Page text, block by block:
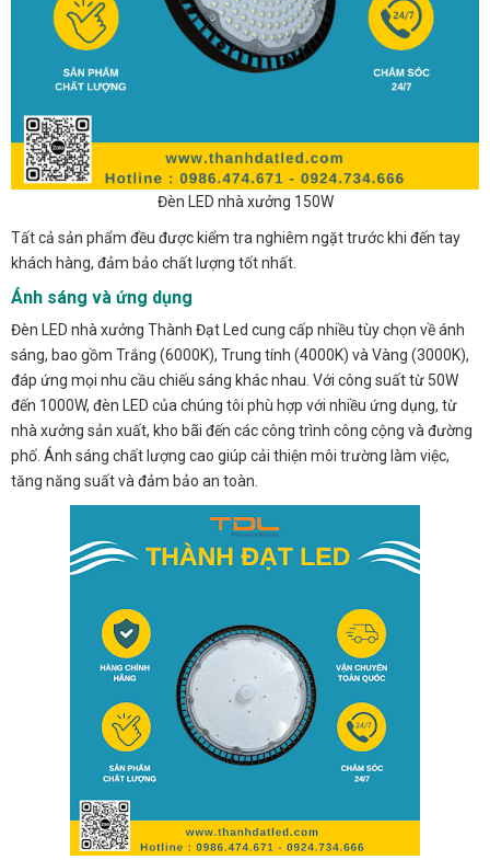
Đèn LED nhà xưởng 150W
Tất cả sản phẩm đều được kiểm tra nghiêm ngặt trước khi đến tay
khách hàng, đảm bảo chất lượng tốt nhất.
Ánh sáng và ứng dụng
Đèn LED nhà xưởng Thành Đạt Led cung cấp nhiều tùy chọn về ánh
sáng, bao gồm Trắng (6000K), Trung tính (4000K) và Vàng (3000K),
đáp ứng mọi nhu cầu chiếu sáng khác nhau. Với công suất từ 50W
đến 1000W, đèn LED của chúng tôi phù hợp với nhiều ứng dụng, từ
nhà xưởng sản xuất, kho bãi đến các công trình công cộng và đường
phố. Ánh sáng chất lượng cao giúp cải thiện môi trường làm việc,
tăng năng suất và đảm bảo an toàn.